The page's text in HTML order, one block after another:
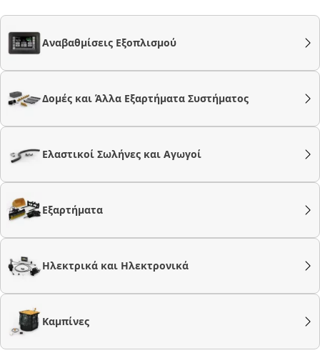
Αναβαθμίσεις Εξοπλισμού
Δομές και Άλλα Εξαρτήματα Συστήματος
Ελαστικοί Σωλήνες και Αγωγοί
Εξαρτήματα
Ηλεκτρικά και Ηλεκτρονικά
Καμπίνες